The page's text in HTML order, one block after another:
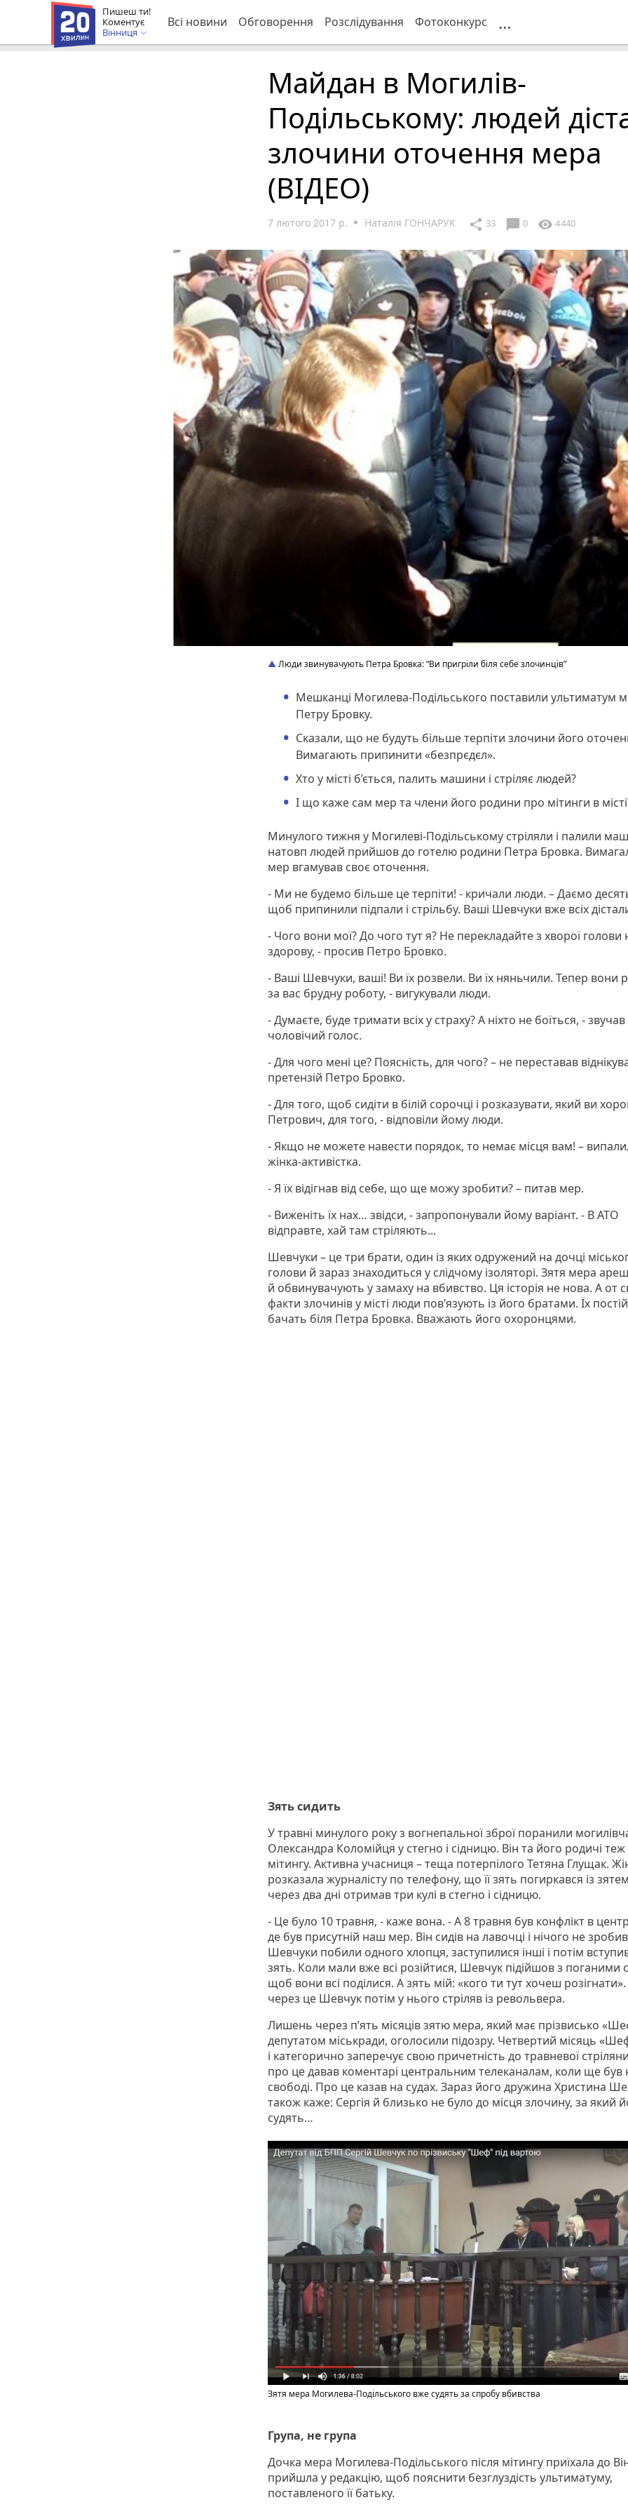
Пишеш ти!
Коментує
Вінниця
Всі новини Обговорення Розслідування Фотоконкурс ...
Майдан в Могилів-
Подільському: людей
злочини оточення мера
(ВІДЕО)
7 лютого 2017 р. Наталія ГОНЧАРУК share 33 chat_bubble 0 visibility 4440
Люди звинувачують Петра Бровка: “Ви пригріли біля себе злочинців”
Мешканці Могилева-Подільського поставили ультиматум
Петру Бровку.
Сказали, що не будуть більше терпіти злочини його
Вимагають припинити «безпрєдєл».
Хто у місті б’ється, палить машини і стріляє людей?
І що каже сам мер та члени його родини про мітинги в
Минулого тижня у Могилеві-Подільському стріляли і палили
натовп людей прийшов до готелю родини Петра Бровка.
мер вгамував своє оточення.
- Ми не будемо більше це терпіти! - кричали люди. – Даємо
щоб припинили підпали і стрільбу. Ваші Шевчуки вже всіх
- Чого вони мої? До чого тут я? Не перекладайте з хворої голови
здорову, - просив Петро Бровко.
- Ваші Шевчуки, ваші! Ви їх розвели. Ви їх няньчили. Тепер вони
за вас брудну роботу, - вигукували люди.
- Думаєте, буде тримати всіх у страху? А ніхто не боїться, - звучав
чоловічий голос.
- Для чого мені це? Поясність, для чого? – не переставав
претензій Петро Бровко.
- Для того, щоб сидіти в білій сорочці і розказувати, який ви
Петрович, для того, - відповіли йому люди.
- Якщо не можете навести порядок, то немає місця вам! –
жінка-активістка.
- Я їх відігнав від себе, що ще можу зробити? – питав мер.
- Виженіть їх нах… звідси, - запропонували йому варіант. - В АТО
відправте, хай там стріляють...
Шевчуки – це три брати, один із яких одружений на дочці
голови й зараз знаходиться у слідчому ізоляторі. Зятя мера
й обвинувачують у замаху на вбивство. Ця історія не нова. А от
факти злочинів у місті люди пов’язують із його братами. Їх
бачать біля Петра Бровка. Вважають його охоронцями.
Зять сидить
У травні минулого року з вогнепальної зброї поранили
Олександра Коломійця у стегно і сідницю. Він та його родичі
мітингу. Активна учасниця – теща потерпілого Тетяна Глущак.
розказала журналісту по телефону, що її зять погиркався із
через два дні отримав три кулі в стегно і сідницю.
- Це було 10 травня, - каже вона. - А 8 травня був конфлікт в
де був присутній наш мер. Він сидів на лавочці і нічого не
Шевчуки побили одного хлопця, заступилися інші і потім
зять. Коли мали вже всі розійтися, Шевчук підійшов з поганими
щоб вони всі поділися. А зять мій: «кого ти тут хочеш
через це Шевчук потім у нього стріляв із револьвера.
Лишень через п’ять місяців зятю мера, який має прізвисько
депутатом міськради, оголосили підозру. Четвертий місяць
і категорично заперечує свою причетність до травневої
про це давав коментарі центральним телеканалам, коли ще був
свободі. Про це казав на судах. Зараз його дружина Христина
також каже: Сергія й близько не було до місця злочину, за який
судять…
Зятя мера Могилева-Подільського вже судять за спробу вбивства
Група, не група
Дочка мера Могилева-Подільського після мітингу приїхала до
прийшла у редакцію, щоб пояснити безглуздість ультиматуму,
поставленого її батьку.